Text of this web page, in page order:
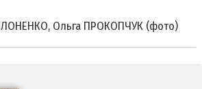
Ольга ПРОКОПЧУК (фото)